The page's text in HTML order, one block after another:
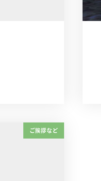
ご挨拶など